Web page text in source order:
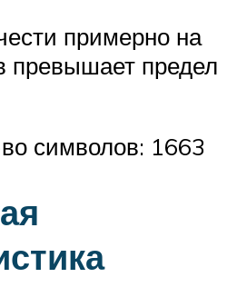
примерно на
превышает предел
символов: 1663